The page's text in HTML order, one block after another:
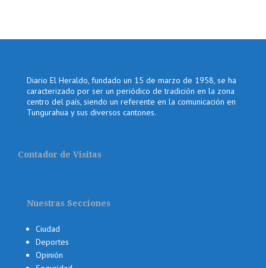
Diario El Heraldo, fundado un 15 de marzo de 1958, se ha
caracterizado por ser un periódico de tradición en la zona
centro del país, siendo un referente en la comunicación en
Tungurahua y sus diversos cantones.
Contador de Visitas
Nuestras Secciones
Ciudad
Deportes
Opinión